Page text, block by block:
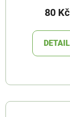
80 Kč
DETAIL